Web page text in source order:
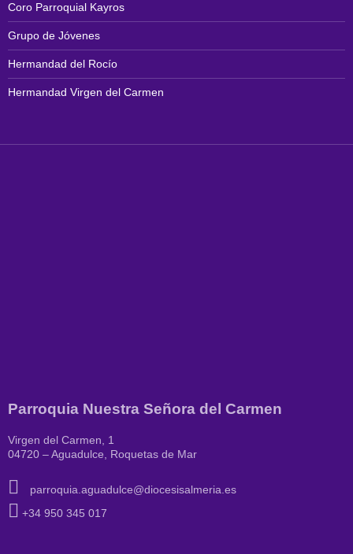
Coro Parroquial Kayros
Grupo de Jóvenes
Hermandad del Rocío
Hermandad Virgen del Carmen
Parroquia Nuestra Señora del Carmen
Virgen del Carmen, 1
04720 – Aguadulce, Roquetas de Mar
parroquia.aguadulce@diocesisalmeria.es
+34 950 345 017